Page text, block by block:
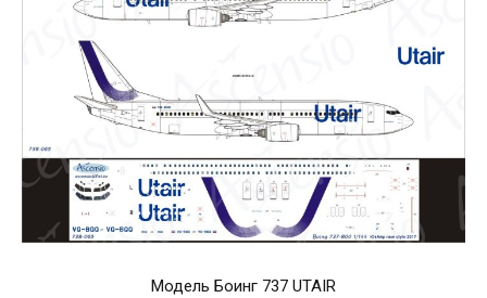
Модель Боинг 737 UTAIR